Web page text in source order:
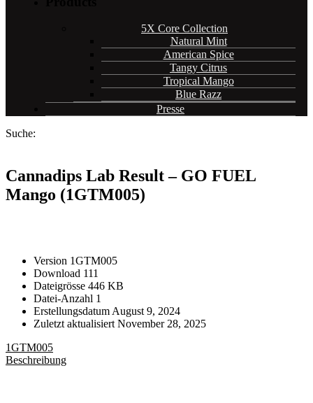
5X Core Collection
Natural Mint
American Spice
Tangy Citrus
Tropical Mango
Blue Razz
Presse
Suche:
Cannadips Lab Result – GO FUEL
Mango (1GTM005)
Version 1GTM005
Download 111
Dateigrösse 446 KB
Datei-Anzahl 1
Erstellungsdatum August 9, 2024
Zuletzt aktualisiert November 28, 2025
1GTM005
Beschreibung